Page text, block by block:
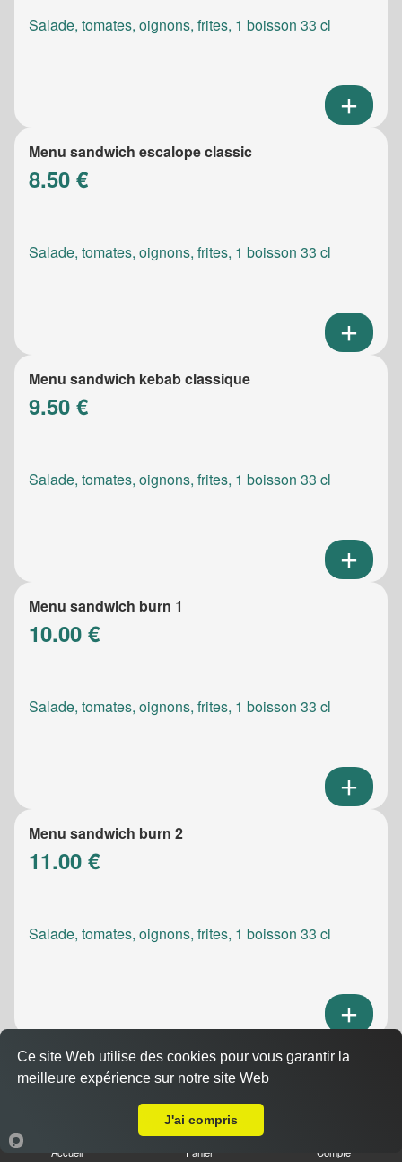
Salade, tomates, oignons, frites, 1 boisson 33 cl
Menu sandwich escalope classic
8.50 €
Salade, tomates, oignons, frites, 1 boisson 33 cl
Menu sandwich kebab classique
9.50 €
Salade, tomates, oignons, frites, 1 boisson 33 cl
Menu sandwich burn 1
10.00 €
Salade, tomates, oignons, frites, 1 boisson 33 cl
Menu sandwich burn 2
11.00 €
Salade, tomates, oignons, frites, 1 boisson 33 cl
Menu sandwich meatic
10.50 €
Accueil Panier Compte
Ce site Web utilise des cookies pour vous garantir la
meilleure expérience sur notre site Web
J'ai compris